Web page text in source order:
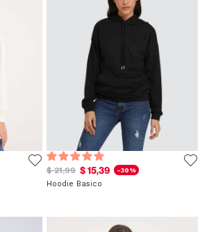
$ 21,99 $ 15,39 -30%
Hoodie Basico